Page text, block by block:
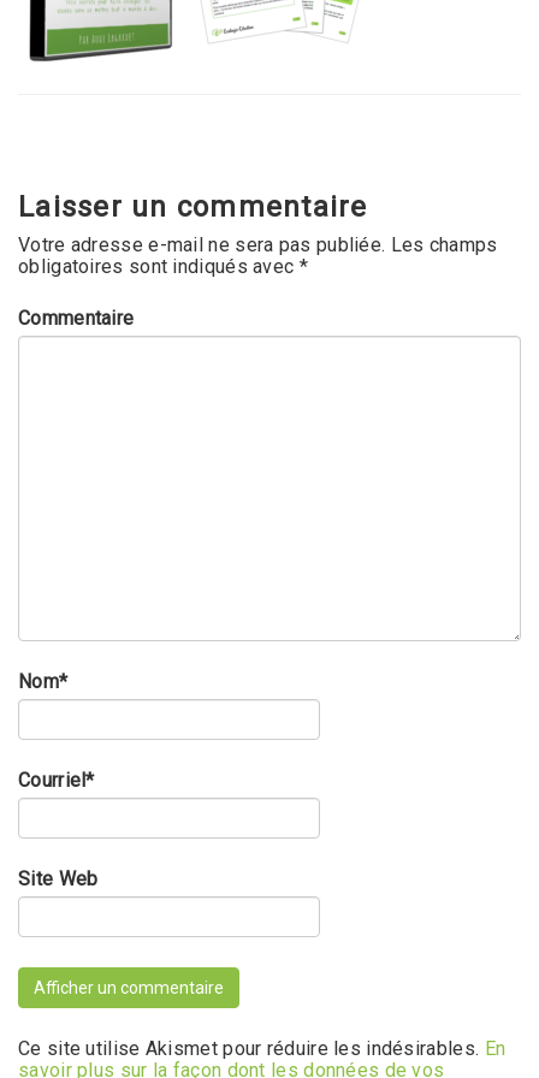
Laisser un commentaire
Votre adresse e-mail ne sera pas publiée. Les champs
obligatoires sont indiqués avec *
Commentaire
Nom*
Courriel*
Site Web
Ce site utilise Akismet pour réduire les indésirables. En
savoir plus sur la façon dont les données de vos